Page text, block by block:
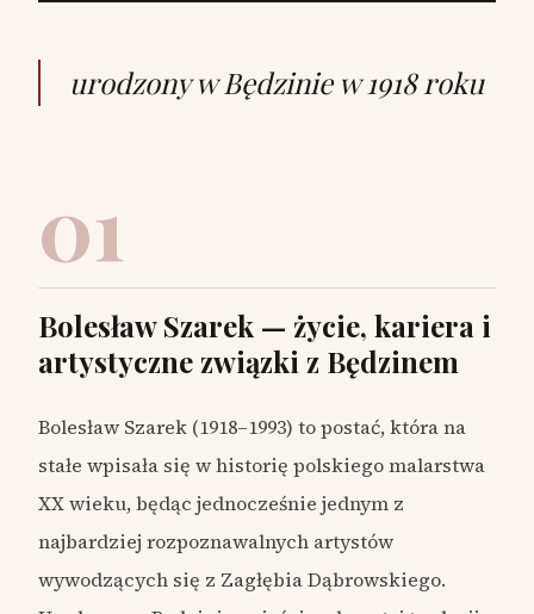
urodzony w Będzinie w 1918 roku
01
Bolesław Szarek — życie, kariera i
artystyczne związki z Będzinem
Bolesław Szarek (1918–1993) to postać, która na
stałe wpisała się w historię polskiego malarstwa
XX wieku, będąc jednocześnie jednym z
najbardziej rozpoznawalnych artystów
wywodzących się z Zagłębia Dąbrowskiego.